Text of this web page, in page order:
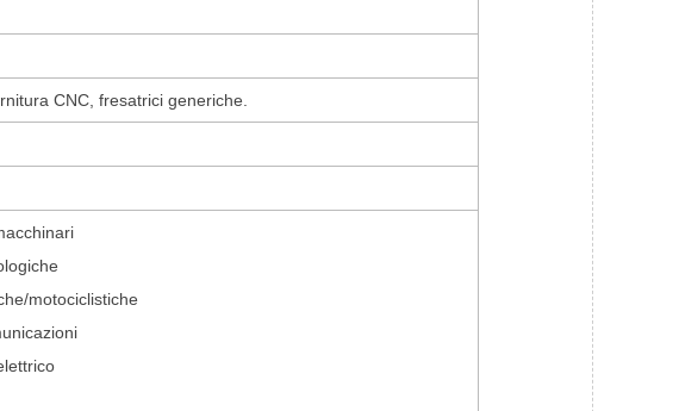
CNC, fresatrici generiche.
motociclistiche